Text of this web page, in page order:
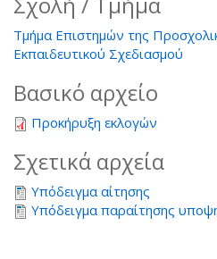
Τμήμα Επιστημών της
Εκπαιδευτικού Σχεδιασμού
Βασικό αρχείο
Προκήρυξη εκλογών
Σχετικά αρχεία
Υπόδειγμα αίτησης
Υπόδειγμα παραίτησης